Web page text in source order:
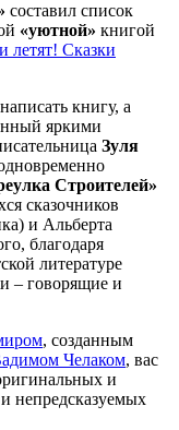
составил список
«уютной» книгой
летят! Сказки
книгу, а
яркими
Зуля
Строителей»
сказочников
и Альберта
благодаря
литературе
– говорящие и
, созданным
Челаком, вас
и
непредсказуемых